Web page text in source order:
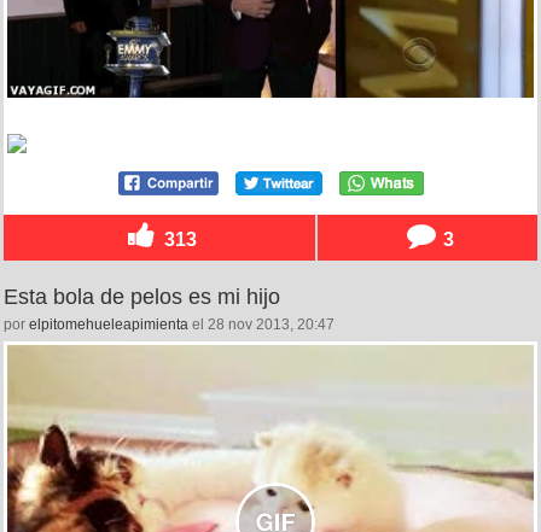
313 3
Esta bola de pelos es mi hijo
por elpitomehueleapimienta el 28 nov 2013, 20:47